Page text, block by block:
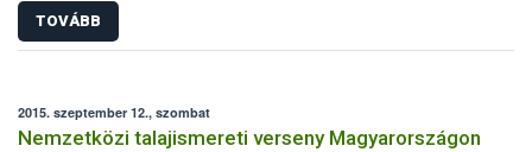
TOVÁBB
2015. szeptember 12., szombat
Nemzetközi talajismereti verseny Magyarországon